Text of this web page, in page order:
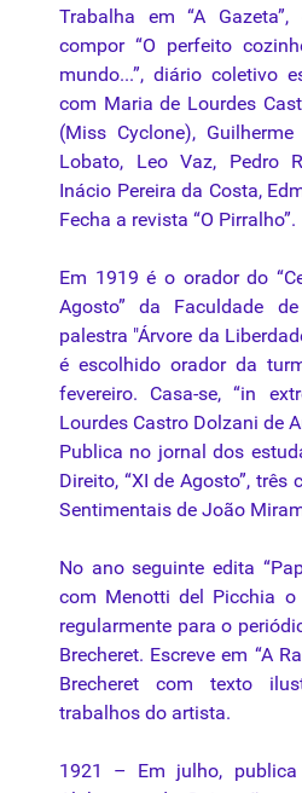
Trabalha em “A
compor “O perfeito
mundo...”, diário coletivo
com Maria de Lourdes
(Miss Cyclone),
Lobato, Leo Vaz, Pedro
Inácio Pereira da Costa,
Fecha a revista “O Pirralho”.
Em 1919 é o orador do
Agosto” da Faculdade
palestra "Árvore da
é escolhido orador da
fevereiro. Casa-se, “in
Lourdes Castro Dolzani de
Publica no jornal dos
Direito, “XI de Agosto”,
Sentimentais de João
No ano seguinte edita
com Menotti del Picchia o
regularmente para o
Brecheret. Escreve em “A
Brecheret com texto
trabalhos do artista.
1921 – Em julho,